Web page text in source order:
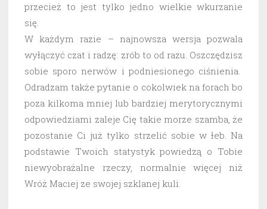
przecież to jest tylko jedno wielkie wkurzanie
się.
W każdym razie – najnowsza wersja pozwala
wyłączyć czat i radzę: zrób to od razu. Oszczędzisz
sobie sporo nerwów i podniesionego ciśnienia.
Odradzam także pytanie o cokolwiek na forach bo
poza kilkoma mniej lub bardziej merytorycznymi
odpowiedziami zaleje Cię takie morze szamba, że
pozostanie Ci już tylko strzelić sobie w łeb. Na
podstawie Twoich statystyk powiedzą o Tobie
niewyobrażalne rzeczy, normalnie więcej niż
Wróż Maciej ze swojej szklanej kuli.